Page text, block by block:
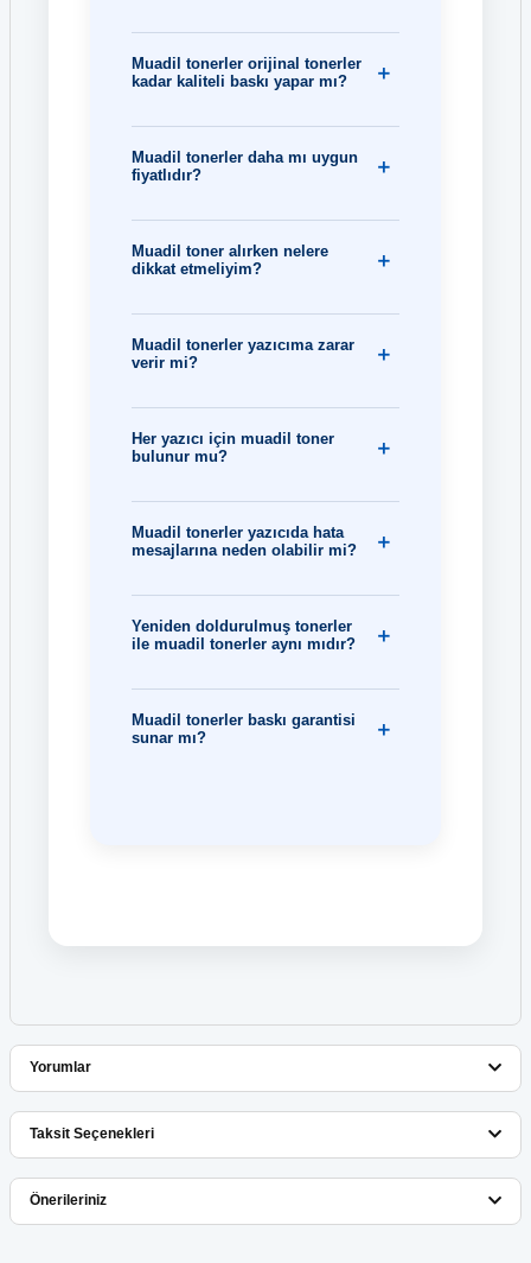
Muadil tonerler orijinal tonerler
kadar kaliteli baskı yapar mı?
Muadil tonerler daha mı uygun
fiyatlıdır?
Muadil toner alırken nelere
dikkat etmeliyim?
Muadil tonerler yazıcıma zarar
verir mi?
Her yazıcı için muadil toner
bulunur mu?
Muadil tonerler yazıcıda hata
mesajlarına neden olabilir mi?
Yeniden doldurulmuş tonerler
ile muadil tonerler aynı mıdır?
Muadil tonerler baskı garantisi
sunar mı?
Yorumlar
Bu ürüne ilk yorumu siz yapın!
Taksit Seçenekleri
Önerileriniz